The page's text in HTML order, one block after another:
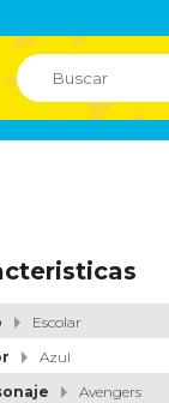
Escolar
Azul
Avengers